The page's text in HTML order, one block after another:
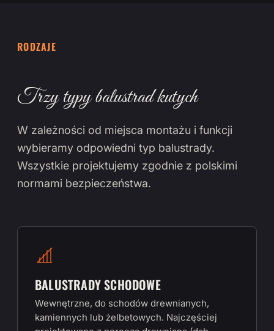
RODZAJE
Trzy typy balustrad kutych
W zależności od miejsca montażu i funkcji
wybieramy odpowiedni typ balustrady.
Wszystkie projektujemy zgodnie z polskimi
normami bezpieczeństwa.
BALUSTRADY SCHODOWE
Wewnętrzne, do schodów drewnianych,
kamiennych lub żelbetowych. Najczęściej